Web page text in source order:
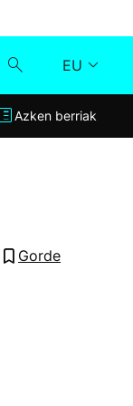
EU
Klisk
Azken berriak
Gorde